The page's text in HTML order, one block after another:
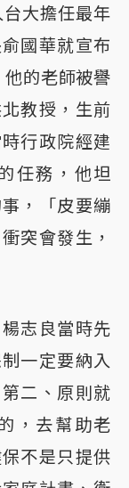
大擔任最年
國華就宣布
他的老師被譽
教授，生前
行政院經建
任務，他坦
，「皮要繃
突會發生，
志良當時先
一定要納入
二、原則就
，去幫助老
不是只提供